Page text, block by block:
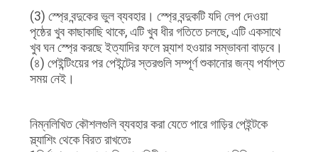
সাইট
ম্যাপ
(3) স্প্রে বন্দুকের ভুল ব্যবহার। স্প্রে বন্দুকটি যদি লেপ দেওয়া
পৃষ্ঠের খুব কাছাকাছি থাকে, এটি খুব ধীর গতিতে চলছে, এটি একসাথে
খুব ঘন স্প্রে করছে ইত্যাদির ফলে স্ল্যাশ হওয়ার সম্ভাবনা বাড়বে।
(৪) পেইন্টিংয়ের পর পেইন্টের স্তরগুলি সম্পূর্ণ শুকানোর জন্য পর্যাপ্ত
সময় নেই।
নিম্নলিখিত কৌশলগুলি ব্যবহার করা যেতে পারে গাড়ির পেইন্টকে
স্ল্যাশিং থেকে বিরত রাখতেঃ